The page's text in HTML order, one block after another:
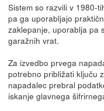
Sistem so razvili v 1980-
pa ga uporabljajo
zaklepanje, uporablja pa
garažnih vrat.
Za izvedbo prvega
potrebno približati ključu
napadalec prebral
iskanje glavnega